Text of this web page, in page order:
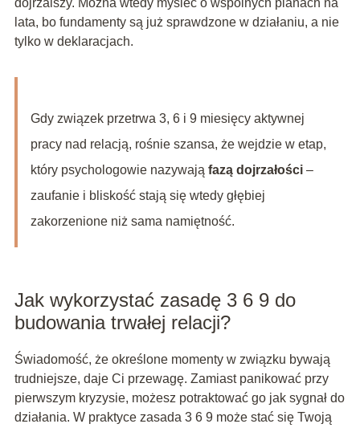
dojrzalszy. Można wtedy myśleć o wspólnych planach na
lata, bo fundamenty są już sprawdzone w działaniu, a nie
tylko w deklaracjach.
Gdy związek przetrwa 3, 6 i 9 miesięcy aktywnej
pracy nad relacją, rośnie szansa, że wejdzie w etap,
który psychologowie nazywają fazą dojrzałości–
zaufanie i bliskość stają się wtedy głębiej
zakorzenione niż sama namiętność.
Jak wykorzystać zasadę 3 6 9 do
budowania trwałej relacji?
Świadomość, że określone momenty w związku bywają
trudniejsze, daje Ci przewagę. Zamiast panikować przy
pierwszym kryzysie, możesz potraktować go jak sygnał do
działania. W praktyce zasada 3 6 9 może stać się Twoją